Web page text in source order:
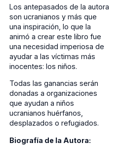
Los antepasados de la autora
son ucranianos y más que
una inspiración, lo que la
animó a crear este libro fue
una necesidad imperiosa de
ayudar a las víctimas más
inocentes: los niños.
Todas las ganancias serán
donadas a organizaciones
que ayudan a niños
ucranianos huérfanos,
desplazados o refugiados.
Biografía de la Autora: